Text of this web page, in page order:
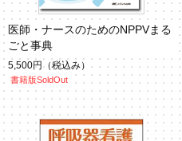
医師・ナースのためのNPPVまる
ごと事典
5,500円 （税込み）
書籍版SoldOut